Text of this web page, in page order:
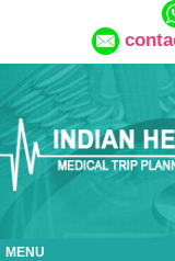
MENU